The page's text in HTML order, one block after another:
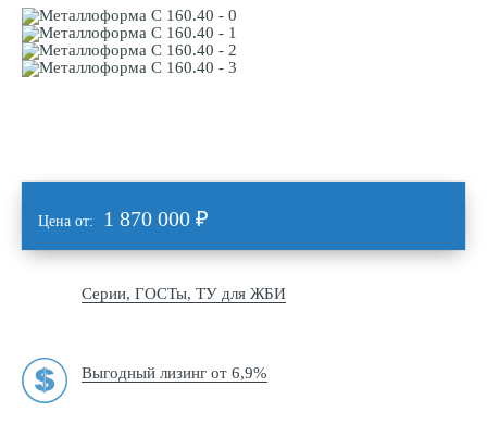
Цена от: 1 870 000 ₽
Серии, ГОСТы, ТУ для ЖБИ
Выгодный лизинг от 6,9%